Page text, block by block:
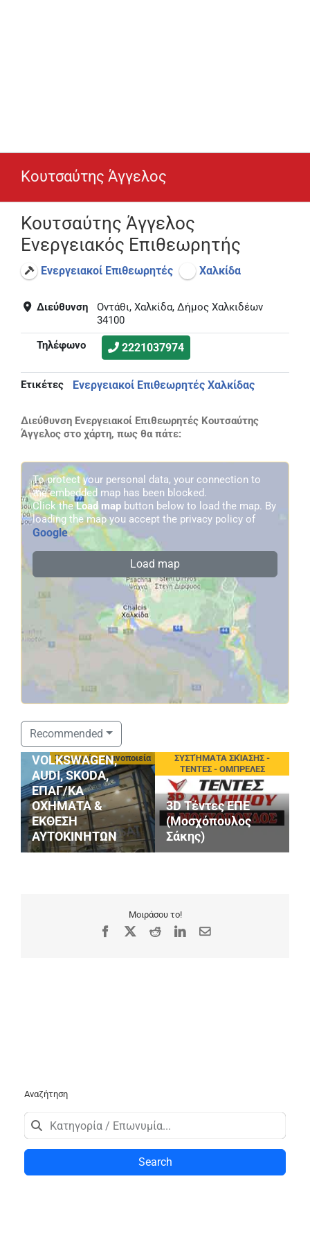
Κουτσαύτης Άγγελος
Κουτσαύτης Άγγελος
Ενεργειακός Επιθεωρητής
Ενεργειακοί Επιθεωρητές Χαλκίδα
Διεύθυνση
Οντάθι, Χαλκίδα, Δήμος Χαλκιδέων
34100
Τηλέφωνο
2221037974
Ετικέτες Ενεργειακοί Επιθεωρητές Χαλκίδας
Διεύθυνση Ενεργειακοί Επιθεωρητές Κουτσαύτης
Άγγελος στο χάρτη, πως θα πάτε:
To protect your personal data, your connection to
the embedded map has been blocked.
Click theLoad map button below to load the map. By
loading the map you accept the privacy policy of
Google.
Load map
Recommended
Συνεργεία - Φανοποιεία
ΣΤΑΘΟΠΟΥΛΟΣ
SERVICE
VOLKSWAGEN,
AUDI, SKODA,
ΕΠΑΓ/ΚΑ
ΟΧΗΜΑΤΑ &
ΕΚΘΕΣΗ
ΑΥΤΟΚΙΝΗΤΩΝ
ΣΥΣΤΉΜΑΤΑ ΣΚΊΑΣΗΣ -
ΤΕΝΤΕΣ - ΟΜΠΡΕΛΕΣ
3D Τέντες ΕΠΕ
(Μοσχόπουλος
Σάκης)
Μοιράσου το!
Facebook RedditLinkedIn
Email
Αναζήτηση
Search